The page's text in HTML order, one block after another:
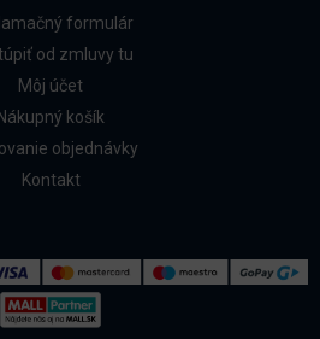
formulár
od zmluvy tu
Môj účet
Nákupný košík
objednávky
Kontakt